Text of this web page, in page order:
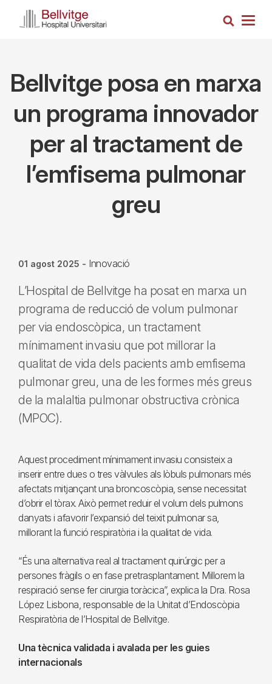
Cerca
Bellvitge posa en marxa
un programa innovador
per al tractament de
l’emfisema pulmonar
greu
01 agost 2025 - Innovació
L’Hospital de Bellvitge ha posat en marxa un
programa de reducció de volum pulmonar
per via endoscòpica, un tractament
mínimament invasiu que pot millorar la
qualitat de vida dels pacients amb emfisema
pulmonar greu, una de les formes més greus
de la malaltia pulmonar obstructiva crònica
(MPOC).
Aquest procediment mínimament invasiu consisteix a
inserir entre dues o tres vàlvules als lòbuls pulmonars més
afectats mitjançant una broncoscòpia, sense necessitat
d’obrir el tòrax. Això permet reduir el volum dels pulmons
danyats i afavorir l’expansió del teixit pulmonar sa,
millorant la funció respiratòria i la qualitat de vida.
“És una alternativa real al tractament quirúrgic per a
persones fràgils o en fase pretrasplantament. Millorem la
respiració sense fer cirurgia toràcica”, explica la Dra. Rosa
López Lisbona, responsable de la Unitat d’Endoscòpia
Respiratòria de l’Hospital de Bellvitge.
Una tècnica validada i avalada per les guies
internacionals